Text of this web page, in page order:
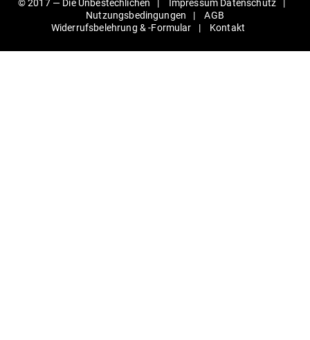
© 2017 — Die Unbestechlichen Impressum Daten­schutz
Nut­zungs­be­din­gungen
AGB
Wider­rufs­be­lehrung & ‑For­mular
Kontakt